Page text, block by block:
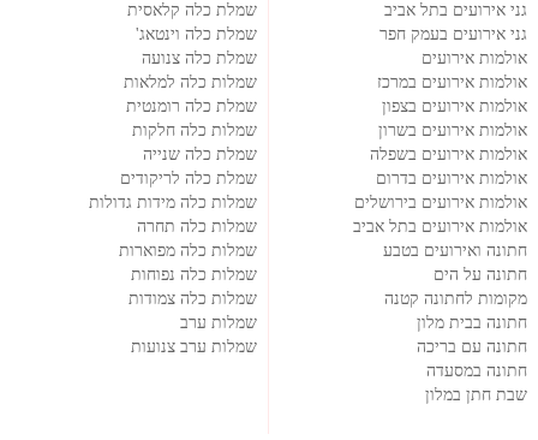
גני אירועים בתל אביב
גני אירועים בעמק חפר
אולמות אירועים
אולמות אירועים במרכז
אולמות אירועים בצפון
אולמות אירועים בשרון
אולמות אירועים בשפלה
אולמות אירועים בדרום
אולמות אירועים בירושלים
אולמות אירועים בתל אביב
חתונה ואירועים בטבע
חתונה על הים
מקומות לחתונה קטנה
חתונה בבית מלון
חתונה עם בריכה
חתונה במסעדה
שבת חתן במלון
שמלת כלה קלאסית
שמלת כלה וינטאג'
שמלת כלה צנועה
שמלות כלה למלאות
שמלת כלה רומנטית
שמלות כלה חלקות
שמלת כלה שנייה
שמלת כלה לריקודים
שמלות כלה מידות גדולות
שמלות כלה תחרה
שמלות כלה מפוארות
שמלות כלה נפוחות
שמלות כלה צמודות
שמלות ערב
שמלות ערב צנועות